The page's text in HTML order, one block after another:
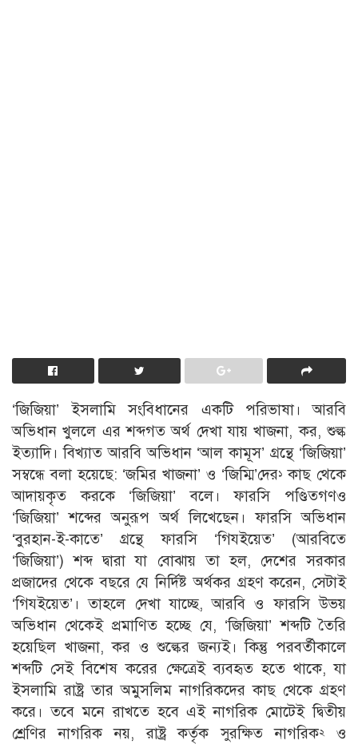
‘জিজিয়া’ ইসলামি সংবিধানের একটি পরিভাষা। আরবি
অভিধান খুললে এর শব্দগত অর্থ দেখা যায় খাজনা, কর, শুল্ক
ইত্যাদি। বিখ্যাত আরবি অভিধান ‘আল কামূস’ গ্রন্থে ‘জিজিয়া’
সম্বন্ধে বলা হয়েছে: ‘জমির খাজনা’ ও ‘জিম্মি’দের১ কাছ থেকে
আদায়কৃত করকে ‘জিজিয়া’ বলে। ফারসি পণ্ডিতগণও
‘জিজিয়া’ শব্দের অনুরূপ অর্থ লিখেছেন। ফারসি অভিধান
‘বুরহান-ই-কাতে’ গ্রন্থে ফারসি ‘গিযইয়েত’ (আরবিতে
‘জিজিয়া’) শব্দ দ্বারা যা বােঝায় তা হল, দেশের সরকার
প্রজাদের থেকে বছরে যে নির্দিষ্ট অর্থকর গ্রহণ করেন, সেটাই
‘গিযইয়েত’। তাহলে দেখা যাচ্ছে, আরবি ও ফারসি উভয়
অভিধান থেকেই প্রমাণিত হচ্ছে যে, ‘জিজিয়া’ শব্দটি তৈরি
হয়েছিল খাজনা, কর ও শুল্কের জন্যই। কিন্তু পরবর্তীকালে
শব্দটি সেই বিশেষ করের ক্ষেত্রেই ব্যবহৃত হতে থাকে, যা
ইসলামি রাষ্ট্র তার অমুসলিম নাগরিকদের কাছ থেকে গ্রহণ
করে। তবে মনে রাখতে হবে এই নাগরিক মােটেই দ্বিতীয়
শ্রেণির নাগরিক নয়, রাষ্ট্র কর্তৃক সুরক্ষিত নাগরিক২
ও